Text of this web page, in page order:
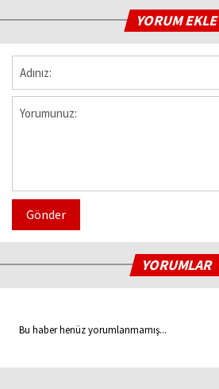
YORUM EKLE
Gönder
YORUMLAR
Bu haber henüz yorumlanmamış...